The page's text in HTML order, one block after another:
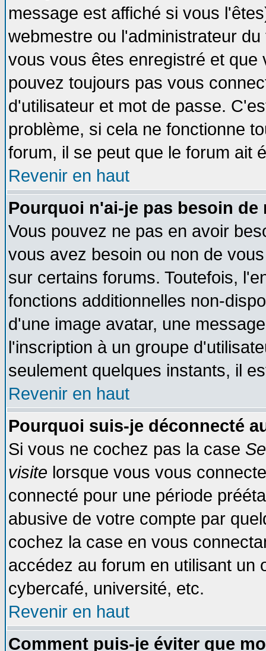
message est affiché si vous
webmestre ou l'administrateur
vous vous êtes enregistré et
pouvez toujours pas vous
d'utilisateur et mot de passe.
problème, si cela ne fonctionne
forum, il se peut que le forum ait
Revenir en haut
Pourquoi n'ai-je pas besoin de
Vous pouvez ne pas en avoir
vous avez besoin ou non de
sur certains forums. Toutefois,
fonctions additionnelles non-
d'une image avatar, une
l'inscription à un groupe
seulement quelques instants, il
Revenir en haut
Pourquoi suis-je déconnecté
Si vous ne cochez pas la case
visite lorsque vous vous
connecté pour une période
abusive de votre compte par
cochez la case en vous
accédez au forum en utilisant un
cybercafé, université, etc.
Revenir en haut
Comment puis-je éviter que